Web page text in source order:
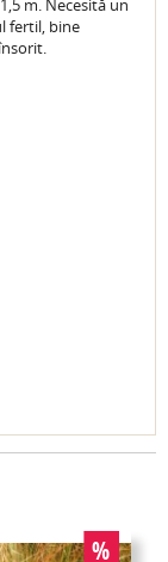
m. Necesită un
fertil, bine
%